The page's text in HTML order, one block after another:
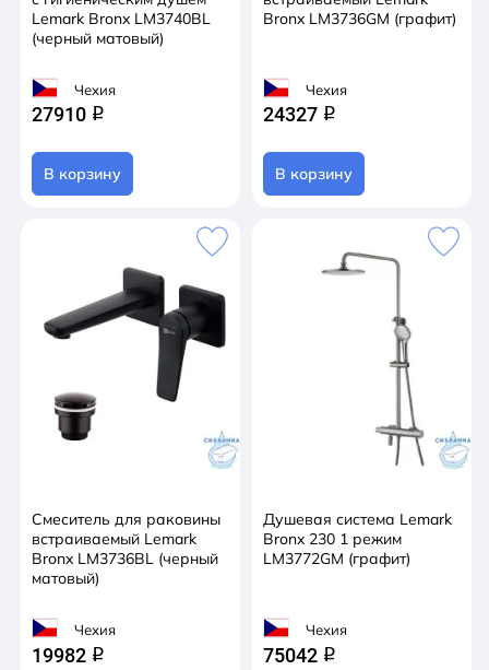
Lemark Bronx LM3740BL
(черный матовый)
Чехия
27910 q
В корзину
Bronx LM3736GM (графит)
Чехия
24327 q
В корзину
Смеситель для раковины
встраиваемый Lemark
Bronx LM3736BL (черный
матовый)
Чехия
19982 q
Душевая система Lemark
Bronx 230 1 режим
LM3772GM (графит)
Чехия
75042 q